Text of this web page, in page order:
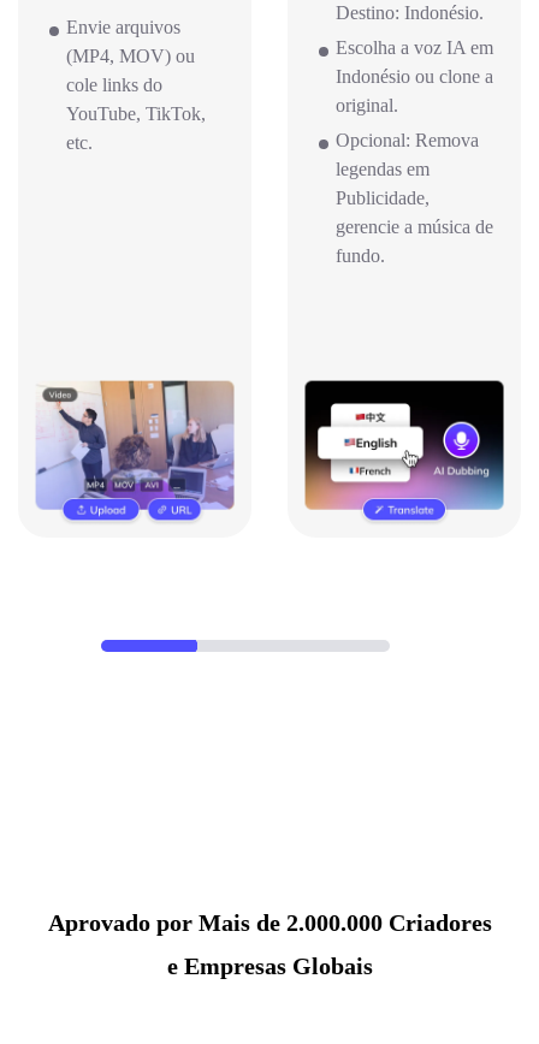
Envie arquivos
(MP4, MOV) ou
cole links do
YouTube, TikTok,
etc.
Destino: Indonésio.
Escolha a voz IA em
Indonésio ou clone a
original.
Opcional: Remova
legendas em
Publicidade,
gerencie a música de
fundo.
Aprovado por Mais de 2.000.000 Criadores
e Empresas Globais